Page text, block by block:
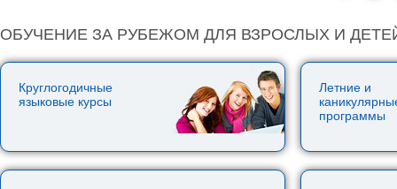
ОБУЧЕНИЕ ЗА РУБЕЖОМ ДЛЯ ВЗРОСЛЫХ И
Круглогодичные
языковые курсы
Летние и
программы